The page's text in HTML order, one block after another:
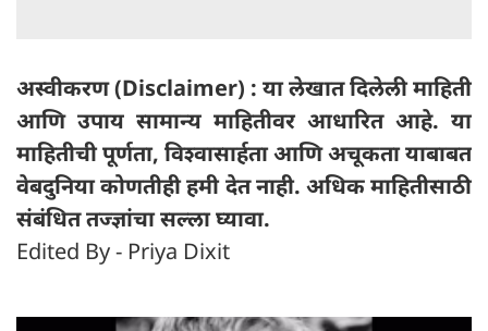
अस्वीकरण (Disclaimer) : या लेखात दिलेली माहिती
आणि उपाय सामान्य माहितीवर आधारित आहे. या
माहितीची पूर्णता, विश्वासार्हता आणि अचूकता याबाबत
वेबदुनिया कोणतीही हमी देत ​​नाही. अधिक माहितीसाठी
संबंधित तज्ज्ञांचा सल्ला घ्यावा.
Edited By - Priya Dixit